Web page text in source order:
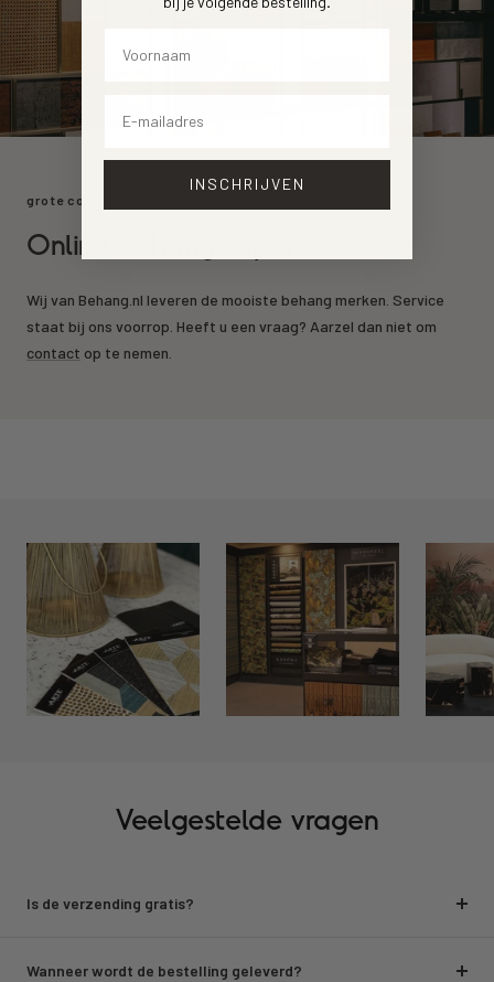
grote collectie
Online behang kopen
Wij van Behang.nl leveren de mooiste behang merken. Service
staat bij ons voorrop. Heeft u een vraag? Aarzel dan niet om
contact op te nemen.
Veelgestelde vragen
Is de verzending gratis?
Wanneer wordt de bestelling geleverd?
INSCHRIJVEN